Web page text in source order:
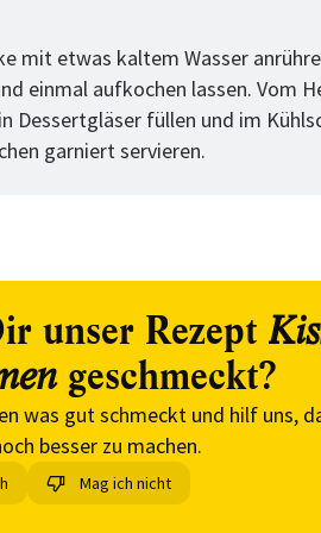
mit etwas kaltem Wasser
einmal aufkochen lassen. Vom
Dessertgläser füllen und im
garniert servieren.
unser Rezept
geschmeckt?
was gut schmeckt und hilf uns,
besser zu machen.
Mag ich nicht